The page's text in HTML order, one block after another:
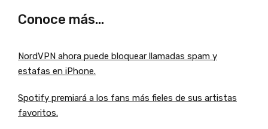
Conoce más…
NordVPN ahora puede bloquear llamadas spam y
estafas en iPhone.
Spotify premiará a los fans más fieles de sus artistas
favoritos.